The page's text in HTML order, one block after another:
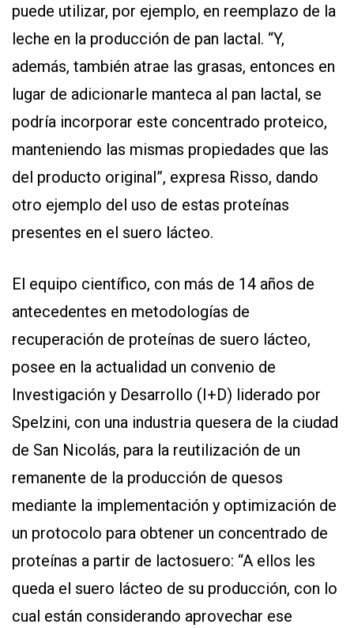
puede utilizar, por ejemplo, en reemplazo de la
leche en la producción de pan lactal. “Y,
además, también atrae las grasas, entonces en
lugar de adicionarle manteca al pan lactal, se
podría incorporar este concentrado proteico,
manteniendo las mismas propiedades que las
del producto original”, expresa Risso, dando
otro ejemplo del uso de estas proteínas
presentes en el suero lácteo.
El equipo científico, con más de 14 años de
antecedentes en metodologías de
recuperación de proteínas de suero lácteo,
posee en la actualidad un convenio de
Investigación y Desarrollo (I+D) liderado por
Spelzini, con una industria quesera de la ciudad
de San Nicolás, para la reutilización de un
remanente de la producción de quesos
mediante la implementación y optimización de
un protocolo para obtener un concentrado de
proteínas a partir de lactosuero: “A ellos les
queda el suero lácteo de su producción, con lo
cual están considerando aprovechar ese